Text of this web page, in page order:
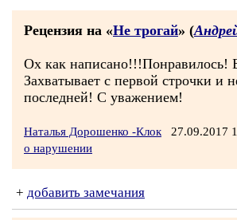
Рецензия на «Не трогай» (
Ох как написано!!!Понравилось!
Захватывает с первой строчки и
последней! С уважением!
Наталья Дорошенко -Клок 27.09.2017
о нарушении
+ добавить замечания